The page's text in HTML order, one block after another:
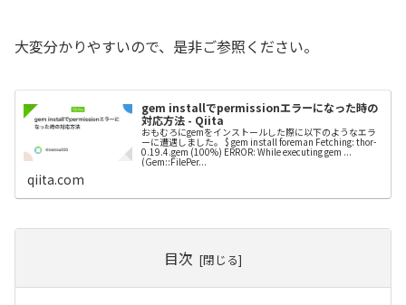
大変分かりやすいので、是非ご参照ください。
gem installでpermissionエラーになった時の
対応方法 - Qiita
おもむろにgemをインストールした際に以下のようなエラ
ーに遭遇しました。 $ gem install foreman Fetching: thor-
0.19.4.gem (100%) ERROR: While executing gem ...
(Gem::FilePer...
qiita.com
目次